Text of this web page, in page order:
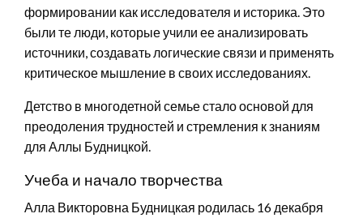
формировании как исследователя и историка. Это
были те люди, которые учили ее анализировать
источники, создавать логические связи и применять
критическое мышление в своих исследованиях.
Детство в многодетной семье стало основой для
преодоления трудностей и стремления к знаниям
для Аллы Будницкой.
Учеба и начало творчества
Алла Викторовна Будницкая родилась 16 декабря